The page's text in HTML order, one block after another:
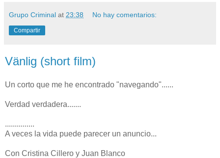
Grupo Criminal at 23:38 No hay comentarios:
Compartir
Vänlig (short film)
Un corto que me he encontrado "navegando"......
Verdad verdadera.......
...............
A veces la vida puede parecer un anuncio...
Con Cristina Cillero y Juan Blanco